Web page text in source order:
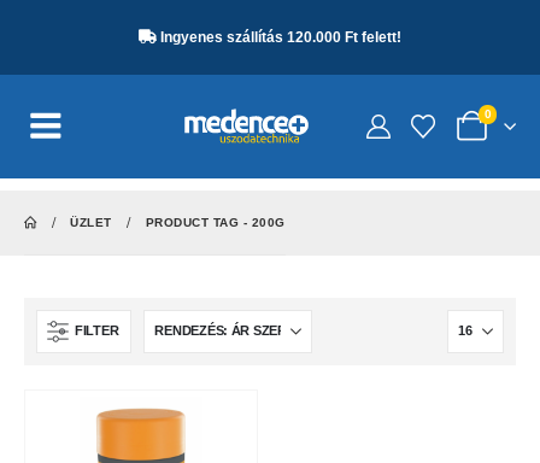
Ingyenes szállítás 120.000 Ft felett!
0
ÜZLET PRODUCT TAG - 200G
FILTER